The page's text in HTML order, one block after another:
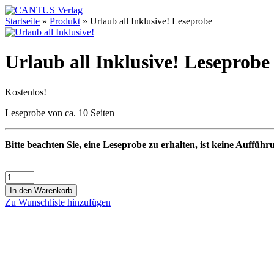
Startseite » Produkt » Urlaub all Inklusive! Leseprobe
Urlaub all Inklusive! Leseprobe
Kostenlos!
Leseprobe von ca. 10 Seiten
Bitte beachten Sie, eine Leseprobe zu erhalten, ist keine
In den Warenkorb
Zu Wunschliste hinzufügen